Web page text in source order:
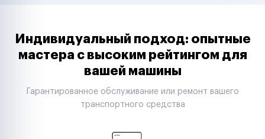
Таксопарки
Автодилеры
Строительные компании
Аренда спецтехники
Индивидуальный подход: опытные
мастера с высоким рейтингом для
вашей машины
Гарантированное обслуживание или ремонт вашего
транспортного средства